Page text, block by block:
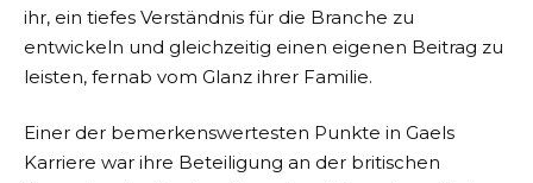
ihr, ein tiefes Verständnis für die Branche zu
entwickeln und gleichzeitig einen eigenen Beitrag zu
leisten, fernab vom Glanz ihrer Familie.
Einer der bemerkenswertesten Punkte in Gaels
Karriere war ihre Beteiligung an der britischen